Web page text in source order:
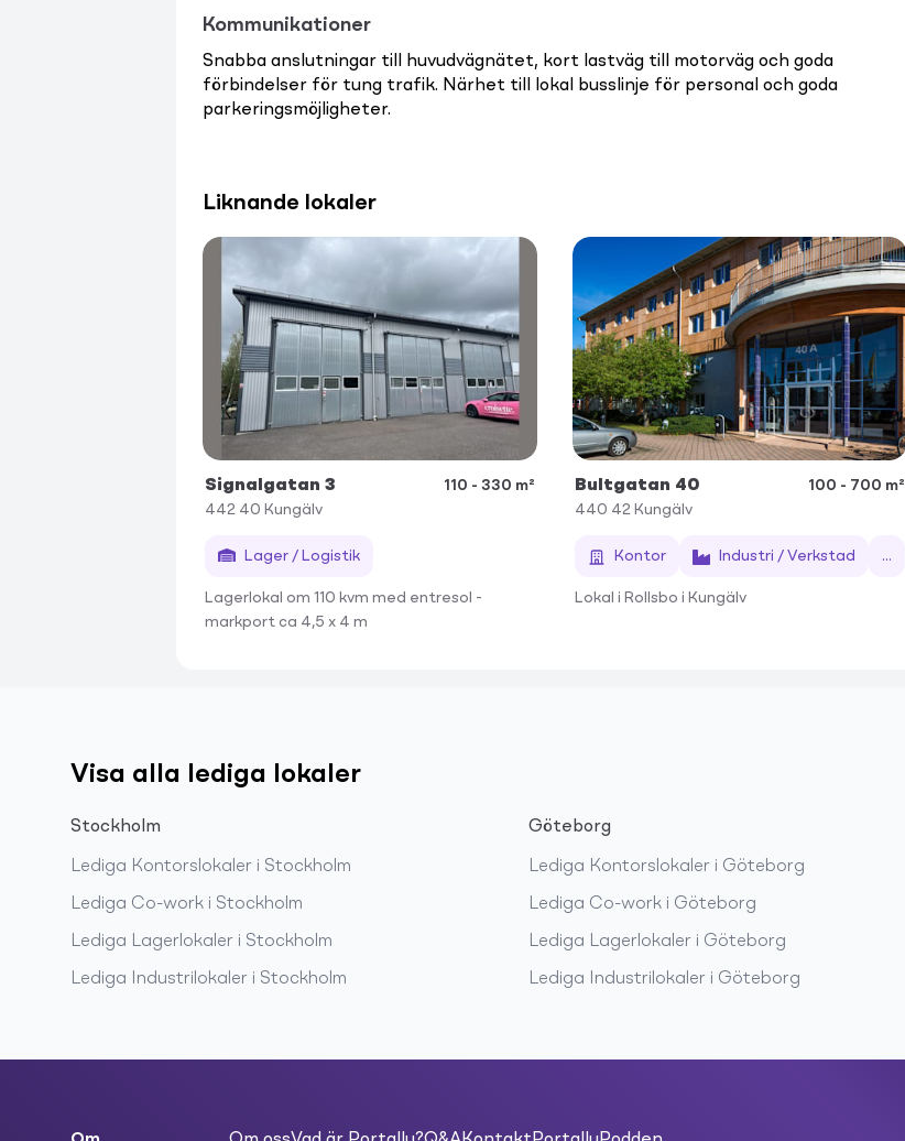
Kommunikationer
Snabba anslutningar till huvudvägnätet, kort lastväg till motorväg och goda
förbindelser för tung trafik. Närhet till lokal busslinje för personal och goda
parkeringsmöjligheter.
Liknande lokaler
Signalgatan 3
110 - 330 m²
442 40 Kungälv
Lager / Logistik
Lagerlokal om 110 kvm med entresol -
markport ca 4,5 x 4 m
Bultgatan 40
100 - 700 m²
440 42 Kungälv
Kontor Industri / Verkstad ...
Lokal i Rollsbo i Kungälv
Visa alla lediga lokaler
Stockholm
Lediga Kontorslokaler i Stockholm
Lediga Co-work i Stockholm
Lediga Lagerlokaler i Stockholm
Lediga Industrilokaler i Stockholm
Göteborg
Lediga Kontorslokaler i Göteborg
Lediga Co-work i Göteborg
Lediga Lagerlokaler i Göteborg
Lediga Industrilokaler i Göteborg